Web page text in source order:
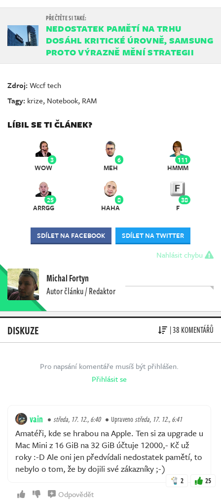
NEDOSTATEK PAMĚTÍ NA TRHU
DOSÁHL KRITICKÉ ÚROVNĚ, SAMSUNG
PROTO VÝRAZNĚ MĚNÍ STRATEGII
Zdroj:Wccf tech
Tagy: krize, Notebook, RAM
LÍBIL SE TI ČLÁNEK?
3
WOW
6
MEH
111
HMMM
25
ARRGG
8
HAHA
38
F
SDÍLET NA FACEBOOK SDÍLET NA TWITTER
Nahlásit chybu
Michal Fortyn
Autor článku / Redaktor
DISKUZE | 38 KOMENTÁŘŮ
Pro napsání komentáře musíš být přihlášen.
Přihlásit se
vain středa, 17. 12., 6:40 Upravenostředa, 17. 12., 6:41
Amatéři, kde se hrabou na Apple. Ten si za upgrade u
Mac Mini z 16 GiB na 32 GiB účtuje 12000,- Kč už
roky :-D Ale oni jen předvídali nedostatek pamětí, to
nebylo o tom, že by dojili své zákazníky ;-)
2 25
Odpovědět